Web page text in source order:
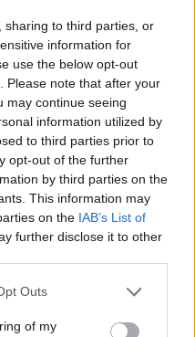
sharing to third parties, or
information for
use the below opt-out
Please note that after your
may continue seeing
information utilized by
to third parties prior to
opt-out of the further
by third parties on the
This information may
on the IAB’s List of
further disclose it to other
uses one or more Google
You may click to
Outs
of my